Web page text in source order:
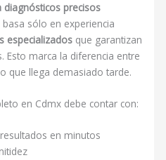
precisos
sólo en experiencia
especializados que garantizan
Esto marca la diferencia entre
que llega demasiado tarde.
en Cdmx debe contar con:
en minutos